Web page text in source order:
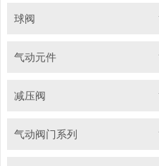
球阀
气动元件
减压阀
气动阀门系列